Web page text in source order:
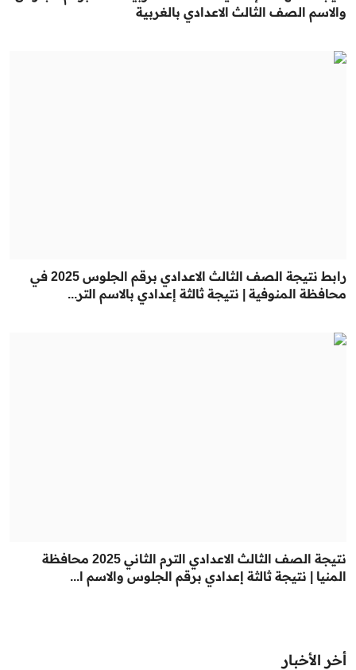
والاسم الصف الثالث الاعدادي بالغربية
رابط نتيجة الصف الثالث الاعدادي برقم الجلوس 2025 في
محافظة المنوفية | نتيجة ثالثة إعدادي بالاسم التر...
نتيجة الصف الثالث الاعدادي الترم الثاني 2025 محافظة
المنيا | نتيجة ثالثة إعدادي برقم الجلوس والاسم ا...
أخر الأخبار